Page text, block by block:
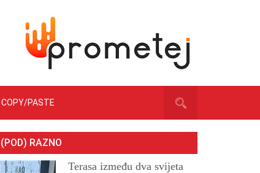
COPY/PASTE
(POD) RAZNO
Terasa između dva svijeta